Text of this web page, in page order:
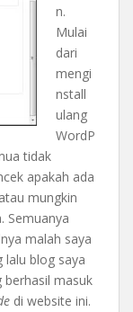
n.
Mulai
dari
mengi
nstall
ulang
WordP
tidak
apakah ada
mungkin
Semuanya
malah saya
lalu blog saya
berhasil masuk
di website ini.